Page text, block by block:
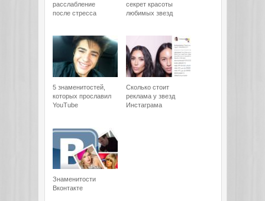
расслабление
после стресса
секрет красоты
любимых звезд
5 знаменитостей,
которых прославил
YouTube
Сколько стоит
реклама у звезд
Инстаграма
Знаменитости
Вконтакте